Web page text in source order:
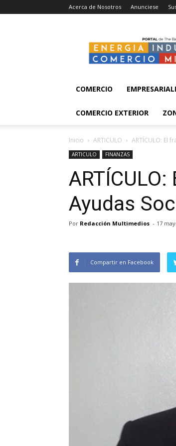
Acerca de Nosotros Anunciese
Industria,
Comercio
y
COMERCIO
COMERCIO EXTERIOR
Inicio ARTICULO ARTÍCULO: El
ARTICULO FINANZAS
Ayudas
Por Redacción Multimedios - 17
Compartir en Facebook